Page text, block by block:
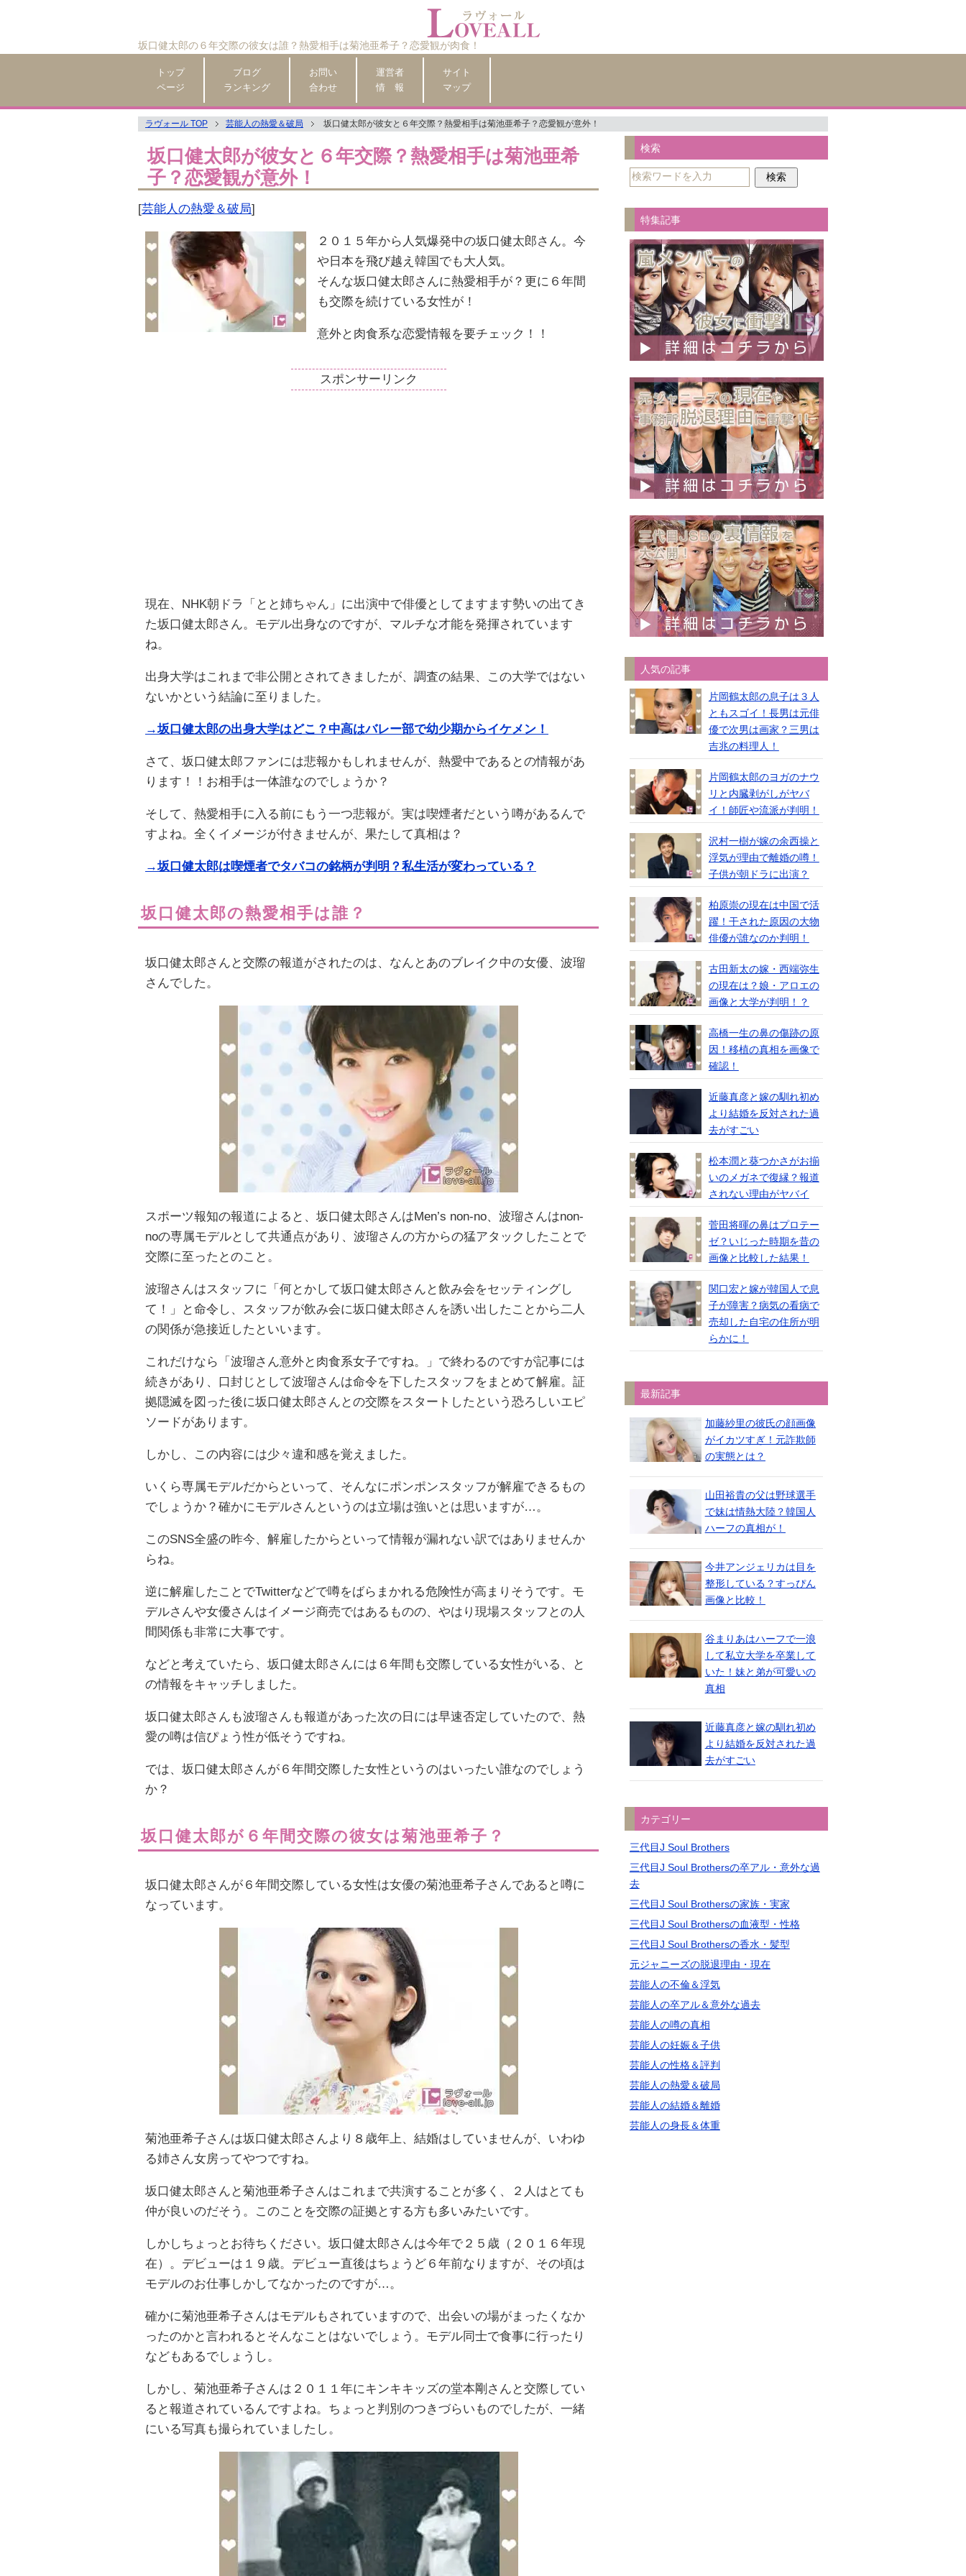
坂口健太郎の６年交際の彼女は誰？熱愛相手は菊池亜希子？恋愛観が肉食！
トップ
ページ
ブログ
ランキング
お問い
合わせ
運営者
情 報
サイト
マップ
ラヴォール TOP 芸能人の熱愛＆破局 坂口健太郎が彼女と６年交際？熱愛相手は菊池亜希子？恋愛観が意外！
坂口健太郎が彼女と６年交際？熱愛相手は菊池亜希
子？恋愛観が意外！
[芸能人の熱愛＆破局]
２０１５年から人気爆発中の坂口健太郎さん。今
や日本を飛び越え韓国でも大人気。
そんな坂口健太郎さんに熱愛相手が？更に６年間
も交際を続けている女性が！
意外と肉食系な恋愛情報を要チェック！！
スポンサーリンク
現在、NHK朝ドラ「とと姉ちゃん」に出演中で俳優としてますます勢いの出てき
た坂口健太郎さん。モデル出身なのですが、マルチな才能を発揮されています
ね。
出身大学はこれまで非公開とされてきましたが、調査の結果、この大学ではない
ないかという結論に至りました。
→坂口健太郎の出身大学はどこ？中高はバレー部で幼少期からイケメン！
さて、坂口健太郎ファンには悲報かもしれませんが、熱愛中であるとの情報があ
ります！！お相手は一体誰なのでしょうか？
そして、熱愛相手に入る前にもう一つ悲報が。実は喫煙者だという噂があるんで
すよね。全くイメージが付きませんが、果たして真相は？
→坂口健太郎は喫煙者でタバコの銘柄が判明？私生活が変わっている？
坂口健太郎の熱愛相手は誰？
坂口健太郎さんと交際の報道がされたのは、なんとあのブレイク中の女優、波瑠
さんでした。
スポーツ報知の報道によると、坂口健太郎さんはMen’s non-no、波瑠さんはnon-
noの専属モデルとして共通点があり、波瑠さんの方からの猛アタックしたことで
交際に至ったとのこと。
波瑠さんはスタッフに「何とかして坂口健太郎さんと飲み会をセッティングし
て！」と命令し、スタッフが飲み会に坂口健太郎さんを誘い出したことから二人
の関係が急接近したといいます。
これだけなら「波瑠さん意外と肉食系女子ですね。」で終わるのですが記事には
続きがあり、口封じとして波瑠さんは命令を下したスタッフをまとめて解雇。証
拠隠滅を図った後に坂口健太郎さんとの交際をスタートしたという恐ろしいエピ
ソードがあります。
しかし、この内容には少々違和感を覚えました。
いくら専属モデルだからといって、そんなにポンポンスタッフが解雇できるもの
でしょうか？確かにモデルさんというのは立場は強いとは思いますが…。
このSNS全盛の昨今、解雇したからといって情報が漏れない訳ではありませんか
らね。
逆に解雇したことでTwitterなどで噂をばらまかれる危険性が高まりそうです。モ
デルさんや女優さんはイメージ商売ではあるものの、やはり現場スタッフとの人
間関係も非常に大事です。
などと考えていたら、坂口健太郎さんには６年間も交際している女性がいる、と
の情報をキャッチしました。
坂口健太郎さんも波瑠さんも報道があった次の日には早速否定していたので、熱
愛の噂は信ぴょう性が低そうですね。
では、坂口健太郎さんが６年間交際した女性というのはいったい誰なのでしょう
か？
坂口健太郎が６年間交際の彼女は菊池亜希子？
坂口健太郎さんが６年間交際している女性は女優の菊池亜希子さんであると噂に
なっています。
菊池亜希子さんは坂口健太郎さんより８歳年上、結婚はしていませんが、いわゆ
る姉さん女房ってやつですね。
坂口健太郎さんと菊池亜希子さんはこれまで共演することが多く、２人はとても
仲が良いのだそう。このことを交際の証拠とする方も多いみたいです。
しかしちょっとお待ちください。坂口健太郎さんは今年で２５歳（２０１６年現
在）。デビューは１９歳。デビュー直後はちょうど６年前なりますが、その頃は
モデルのお仕事しかしてなかったのですが…。
確かに菊池亜希子さんはモデルもされていますので、出会いの場がまったくなか
ったのかと言われるとそんなことはないでしょう。モデル同士で食事に行ったり
などもあるでしょうし。
しかし、菊池亜希子さんは２０１１年にキンキキッズの堂本剛さんと交際してい
ると報道されているんですよね。ちょっと判別のつきづらいものでしたが、一緒
にいる写真も撮られていましたし。
検索
特集記事
人気の記事
片岡鶴太郎の息子は３人
ともスゴイ！長男は元俳
優で次男は画家？三男は
吉兆の料理人！
片岡鶴太郎のヨガのナウ
リと内臓剥がしがヤバ
イ！師匠や流派が判明！
沢村一樹が嫁の余西操と
浮気が理由で離婚の噂！
子供が朝ドラに出演？
柏原崇の現在は中国で活
躍！干された原因の大物
俳優が誰なのか判明！
古田新太の嫁・西端弥生
の現在は？娘・アロエの
画像と大学が判明！？
高橋一生の鼻の傷跡の原
因！移植の真相を画像で
確認！
近藤真彦と嫁の馴れ初め
より結婚を反対された過
去がすごい
松本潤と葵つかさがお揃
いのメガネで復縁？報道
されない理由がヤバイ
菅田将暉の鼻はプロテー
ゼ？いじった時期を昔の
画像と比較した結果！
関口宏と嫁が韓国人で息
子が障害？病気の看病で
売却した自宅の住所が明
らかに！
最新記事
加藤紗里の彼氏の顔画像
がイカツすぎ！元詐欺師
の実態とは？
山田裕貴の父は野球選手
で妹は情熱大陸？韓国人
ハーフの真相が！
今井アンジェリカは目を
整形している？すっぴん
画像と比較！
谷まりあはハーフで一浪
して私立大学を卒業して
いた！妹と弟が可愛いの
真相
近藤真彦と嫁の馴れ初め
より結婚を反対された過
去がすごい
カテゴリー
三代目J Soul Brothers
三代目J Soul Brothersの卒アル・意外な過
去
三代目J Soul Brothersの家族・実家
三代目J Soul Brothersの血液型・性格
三代目J Soul Brothersの香水・髪型
元ジャニーズの脱退理由・現在
芸能人の不倫＆浮気
芸能人の卒アル＆意外な過去
芸能人の噂の真相
芸能人の妊娠＆子供
芸能人の性格＆評判
芸能人の熱愛＆破局
芸能人の結婚＆離婚
芸能人の身長＆体重